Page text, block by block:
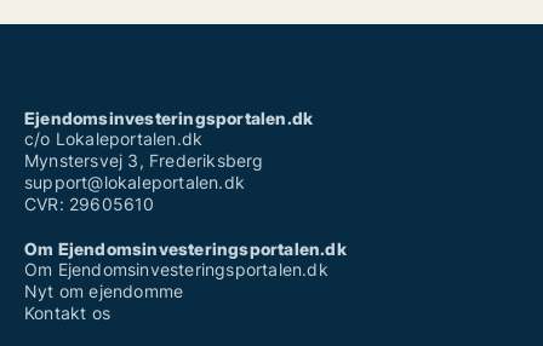
Ejendomsinvesteringsportalen.dk
c/o Lokaleportalen.dk
Mynstersvej 3, Frederiksberg
support@lokaleportalen.dk
CVR: 29605610
Om Ejendomsinvesteringsportalen.dk
Om Ejendomsinvesteringsportalen.dk
Nyt om ejendomme
Kontakt os